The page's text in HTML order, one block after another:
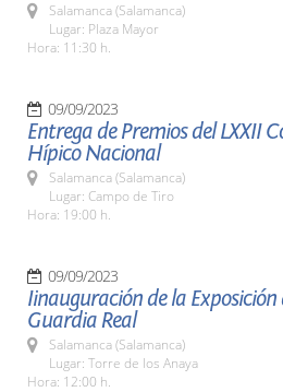
Salamanca (Salamanca)
Lugar: Plaza Mayor
Hora: 11:30 h.
09/09/2023
Entrega de Premios del LXXII
Hípico Nacional
Salamanca (Salamanca)
Lugar: Campo de Tiro
Hora: 19:00 h.
09/09/2023
Iinauguración de la Exposición
Guardia Real
Salamanca (Salamanca)
Lugar: Torre de los Anaya
Hora: 12:00 h.